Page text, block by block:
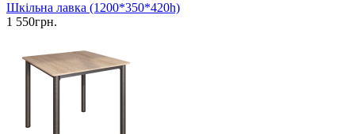
Шкільна лавка (1200*350*420h)
1 550грн.